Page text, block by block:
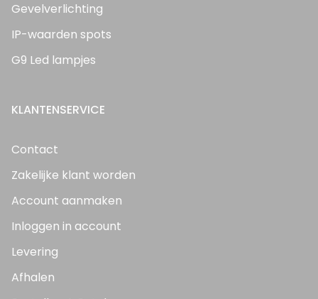
Gevelverlichting
IP-waarden spots
G9 Led lampjes
KLANTENSERVICE
Contact
Zakelijke klant worden
Account aanmaken
Inloggen in account
Levering
Afhalen